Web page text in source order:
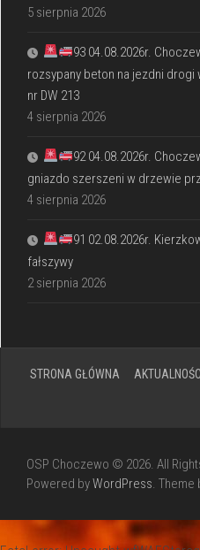
5 sierpnia 2026
93 04.08.2026r.
rozsypany beton na jezdni
nr DW 213
4 sierpnia 2026
92 04.08.2026r.
gniazdo szerszeni w drzewie
4 sierpnia 2026
91 02.08.2026r.
fałszywy
2 sierpnia 2026
STRONA GŁÓWNA
OSP Choczewo © 2026. All
Powered byWordPress . Theme